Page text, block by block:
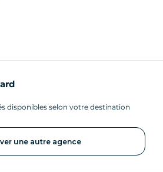
disponibles selon votre destination
une autre agence